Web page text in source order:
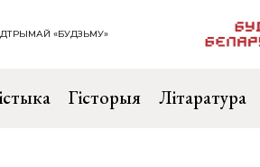
«БУДЗЬМУ»
Гісторыя Літаратура